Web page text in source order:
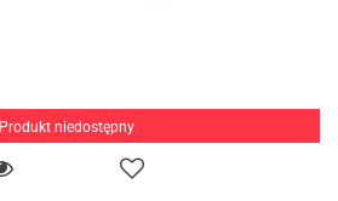
Produkt niedostępny